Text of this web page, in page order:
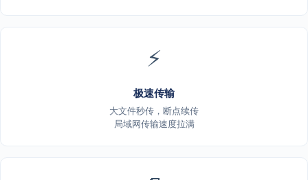
⚡
极速传输
大文件秒传，断点续传
局域网传输速度拉满